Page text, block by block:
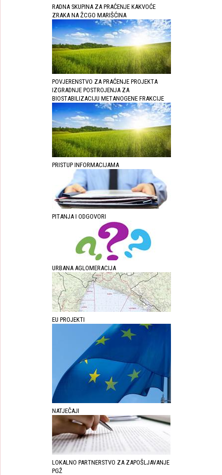
RADNA SKUPINA ZA PRAĆENJE KAKVOĆE
ZRAKA NA ŽCGO MARIŠĆINA
POVJERENSTVO ZA PRAĆENJE PROJEKTA
IZGRADNJE POSTROJENJA ZA
BIOSTABILIZACIJU METANOGENE FRAKCIJE
PRISTUP INFORMACIJAMA
PITANJA I ODGOVORI
URBANA AGLOMERACIJA
EU PROJEKTI
NATJEČAJI
LOKALNO PARTNERSTVO ZA ZAPOŠLJAVANJE
PGŽ